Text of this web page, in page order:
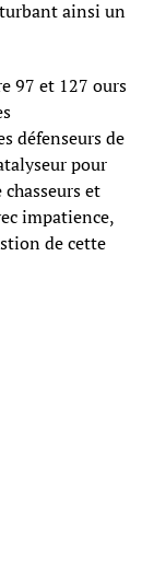
ainsi un
97 et 127 ours
défenseurs de
pour
et
impatience,
de cette